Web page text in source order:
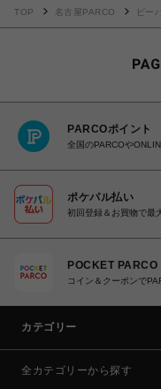
TOP 名古屋PARCO ビー
PARCOポイント
全国のPARCOや
ポケパル払い
初回登録＆お買物で最
POCKET PARCO
コイン＆クーポンで
カテゴリー
全カテゴリーから探す